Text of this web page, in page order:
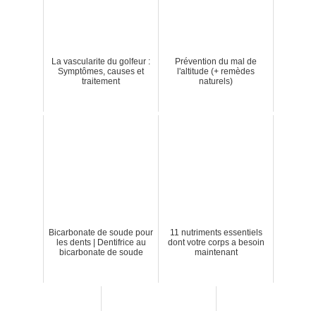
La vascularite du golfeur :
Symptômes, causes et
traitement
Prévention du mal de
l'altitude (+ remèdes
naturels)
Bicarbonate de soude pour
les dents | Dentifrice au
bicarbonate de soude
11 nutriments essentiels
dont votre corps a besoin
maintenant